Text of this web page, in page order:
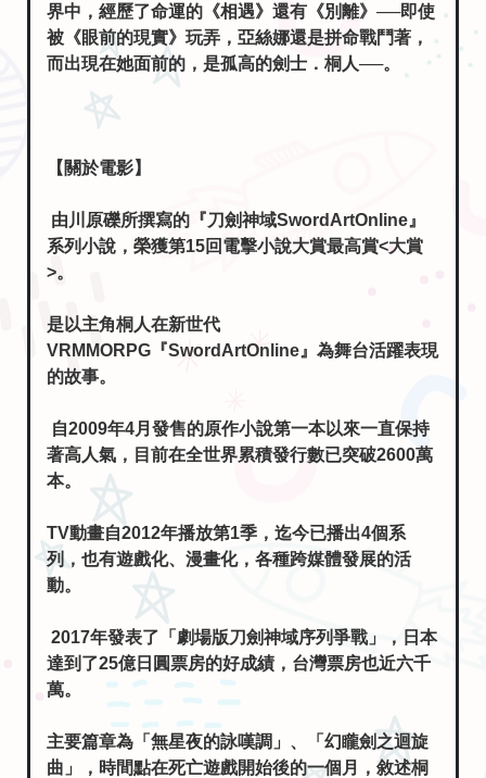
界中，經歷了命運的《相遇》還有《別離》──即使
被《眼前的現實》玩弄，亞絲娜還是拼命戰鬥著，
而出現在她面前的，是孤高的劍士．桐人──。
【關於電影】
由川原礫所撰寫的『刀劍神域SwordArtOnline』
系列小說，榮獲第15回電擊小說大賞最高賞<大賞
>。
是以主角桐人在新世代
VRMMORPG『SwordArtOnline』為舞台活躍表現
的故事。
自2009年4月發售的原作小說第一本以來一直保持
著高人氣，目前在全世界累積發行數已突破2600萬
本。
TV動畫自2012年播放第1季，迄今已播出4個系
列，也有遊戲化、漫畫化，各種跨媒體發展的活
動。
2017年發表了「劇場版刀劍神域序列爭戰」，日本
達到了25億日圓票房的好成績，台灣票房也近六千
萬。
主要篇章為「無星夜的詠嘆調」、「幻矓劍之迴旋
曲」，時間點在死亡遊戲開始後的一個月，敘述桐